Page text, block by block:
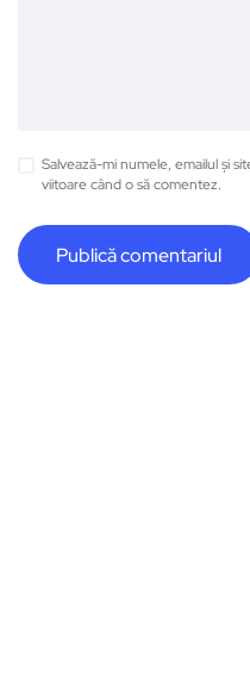
Salvează-mi numele, emailul și
viitoare când o să comentez.